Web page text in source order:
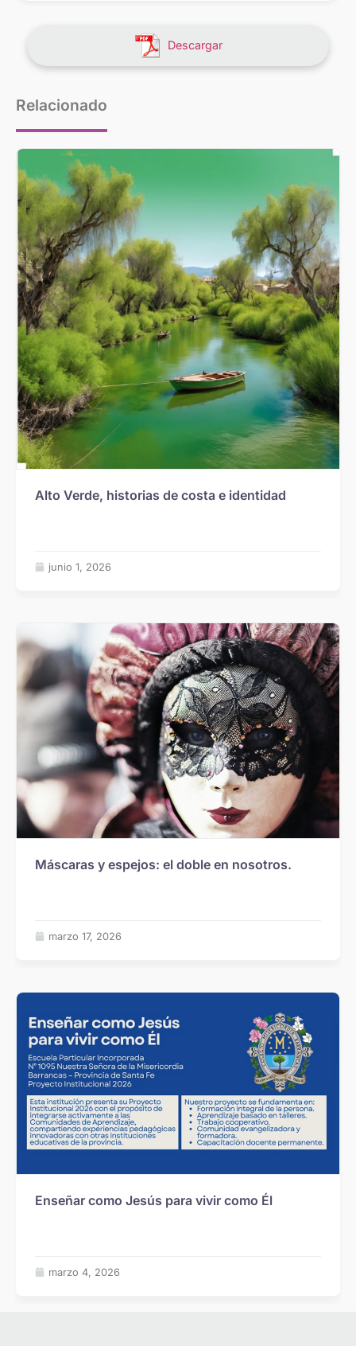
Descargar
Relacionado
Alto Verde, historias de costa e identidad
junio 1, 2026
Máscaras y espejos: el doble en nosotros.
marzo 17, 2026
Enseñar como Jesús para vivir como Él
marzo 4, 2026